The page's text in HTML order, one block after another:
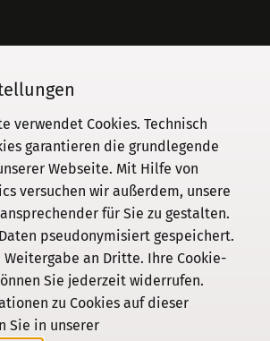
94-0
verwendet Cookies. Technisch
garantieren die grundlegende
Webseite. Mit Hilfe von
versuchen wir außerdem, unsere
für Sie zu gestalten.
pseudonymisiert gespeichert.
Weitergabe an Dritte. Ihre Cookie-
Sie jederzeit widerrufen.
zu Cookies auf dieser
Sie in unserer